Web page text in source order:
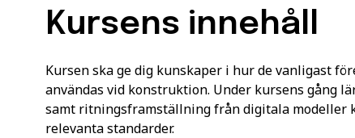
Kursens innehåll
Kursen ska ge dig kunskaper i hur de vanligast
användas vid konstruktion. Under kursens gång
samt ritningsframställning från digitala
relevanta standarder.